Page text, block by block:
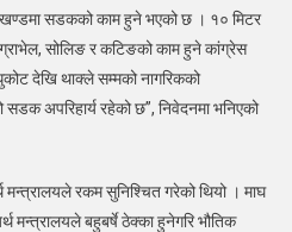
सडकको काम हुने भएको छ । १० मिटर
ग्राभेल, सोलिङ र कटिङको काम हुने कांग्रेस
देखि थाक्ले सम्मको नागरिकको
अपरिहार्य रहेको छ”, निवेदनमा भनिएको
रकम सुनिश्चित गरेको थियो । माघ
मन्त्रालयले बहुबर्षे ठेक्का हुनेगरि भौतिक